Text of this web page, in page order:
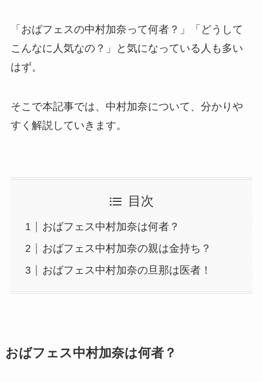
「おばフェスの中村加奈って何者？」「どうして
こんなに人気なの？」と気になっている人も多い
はず。
そこで本記事では、中村加奈について、分かりや
すく解説していきます。
目次
おばフェス中村加奈は何者？
おばフェス中村加奈の親は金持ち？
おばフェス中村加奈の旦那は医者！
おばフェス中村加奈は何者？